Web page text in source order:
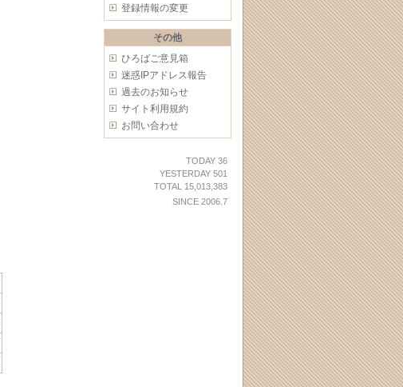
登録情報の変更
その他
ひろばご意見箱
迷惑IPアドレス報告
過去のお知らせ
サイト利用規約
お問い合わせ
TODAY 36
YESTERDAY 501
TOTAL 15,013,383
SINCE 2006.7